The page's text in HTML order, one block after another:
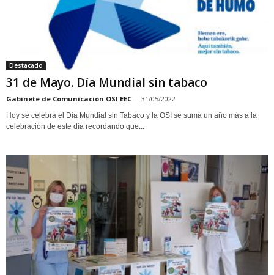
Destacado
31 de Mayo. Día Mundial sin tabaco
Gabinete de Comunicación OSI EEC - 31/05/2022
Hoy se celebra el Día Mundial sin Tabaco y la OSI se suma un año más a la
celebración de este día recordando que...